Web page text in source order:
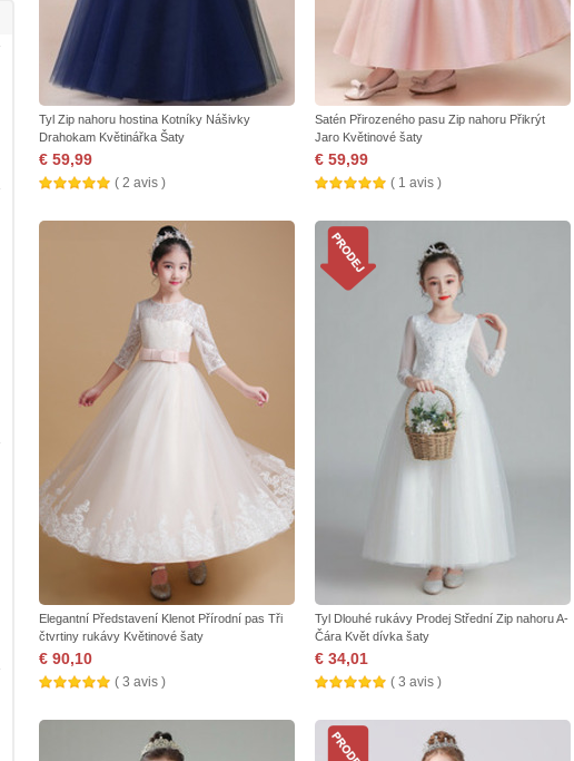
Tyl Zip nahoru hostina Kotníky Nášivky
Drahokam Květinářka Šaty
€ 59,99
( 2 avis )
Satén Přirozeného pasu Zip nahoru Přikrýt
Jaro Květinové šaty
€ 59,99
( 1 avis )
Elegantní Představení Klenot Přírodní pas Tři
čtvrtiny rukávy Květinové šaty
€ 90,10
( 3 avis )
Tyl Dlouhé rukávy Prodej Střední Zip nahoru A-
Čára Květ dívka šaty
€ 34,01
( 3 avis )